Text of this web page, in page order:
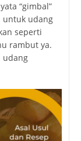
“gimbal”
untuk udang
seperti
rambut ya.
udang